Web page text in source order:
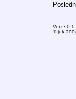
Verze
© jub